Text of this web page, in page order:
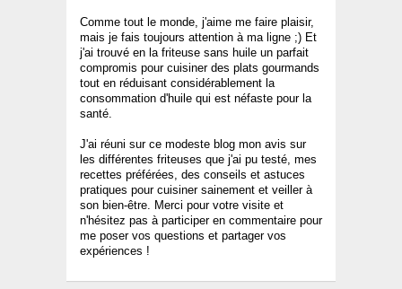
Comme tout le monde, j'aime me faire plaisir,
mais je fais toujours attention à ma ligne ;) Et
j'ai trouvé en la friteuse sans huile un parfait
compromis pour cuisiner des plats gourmands
tout en réduisant considérablement la
consommation d'huile qui est néfaste pour la
santé.
J'ai réuni sur ce modeste blog mon avis sur
les différentes friteuses que j'ai pu testé, mes
recettes préférées, des conseils et astuces
pratiques pour cuisiner sainement et veiller à
son bien-être. Merci pour votre visite et
n'hésitez pas à participer en commentaire pour
me poser vos questions et partager vos
expériences !